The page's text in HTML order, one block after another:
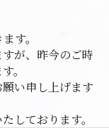
す。
が、昨今のご時
。
い申し上げます
しております。